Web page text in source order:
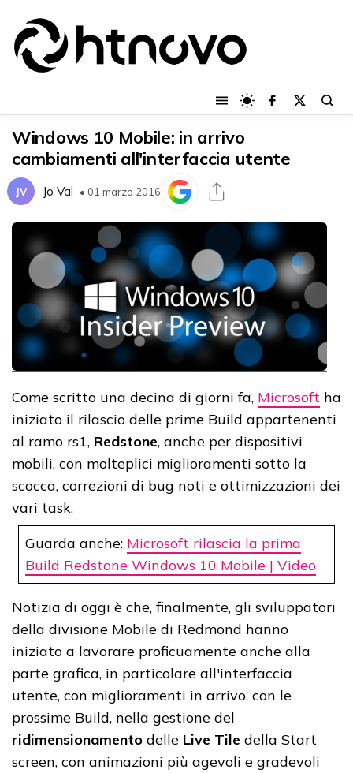
Windows 10 Mobile: in arrivo
cambiamenti all'interfaccia utente
JV Jo Val • 01 marzo 2016
Come scritto una decina di giorni fa, Microsoft ha
iniziato il rilascio delle prime Build appartenenti
al ramo rs1, Redstone, anche per dispositivi
mobili, con molteplici miglioramenti sotto la
scocca, correzioni di bug noti e ottimizzazioni dei
vari task.
Guarda anche: Microsoft rilascia la prima
Build Redstone Windows 10 Mobile | Video
Notizia di oggi è che, finalmente, gli sviluppatori
della divisione Mobile di Redmond hanno
iniziato a lavorare proficuamente anche alla
parte grafica, in particolare all'interfaccia
utente, con miglioramenti in arrivo, con le
prossime Build, nella gestione del
ridimensionamento delle Live Tile della Start
screen, con animazioni più agevoli e gradevoli